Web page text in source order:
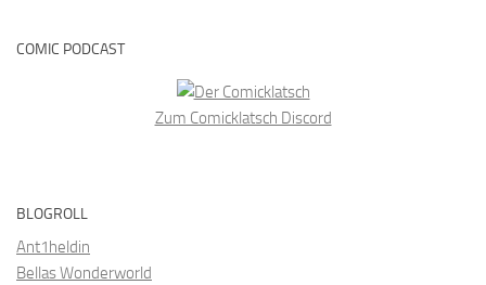
COMIC PODCAST
Zum Comicklatsch Discord
BLOGROLL
Ant1heldin
Bellas Wonderworld